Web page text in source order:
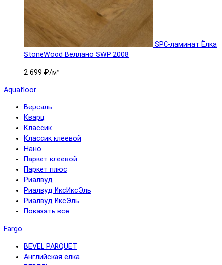
SPC-ламинат Ëлка
StoneWood Веллано SWP 2008
2 699 ₽/м²
Aquafloor
Версаль
Кварц
Классик
Классик клеевой
Нано
Паркет клеевой
Паркет плюс
Риалвуд
Риалвуд ИксИксЭль
Риалвуд ИксЭль
Показать все
Fargo
BEVEL PARQUET
Английская елка